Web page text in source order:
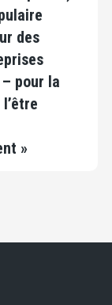
des
pour la
»